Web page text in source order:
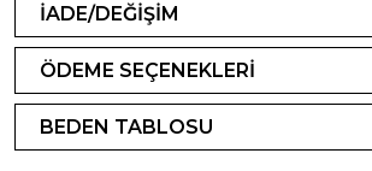
İADE/DEĞİŞİM
ÖDEME SEÇENEKLERİ
BEDEN TABLOSU